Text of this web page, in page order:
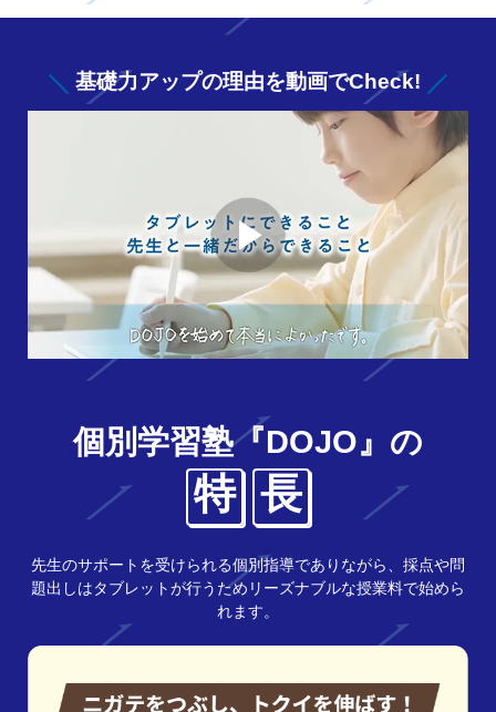
基礎力アップの理由を動画でCheck!
個別学習塾『DOJO』の
特 長
先生のサポートを受けられる個別指導でありながら、採点や問
題出しはタブレットが行うためリーズナブルな授業料で始めら
れます。